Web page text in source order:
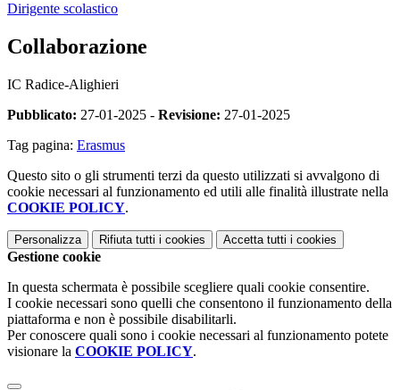
Dirigente scolastico
Collaborazione
IC Radice-Alighieri
Pubblicato: 27-01-2025 - Revisione: 27-01-2025
Tag pagina: Erasmus
Questo sito o gli strumenti terzi da questo utilizzati si avvalgono di
cookie necessari al funzionamento ed utili alle finalità illustrate nella
COOKIE POLICY.
Personalizza Rifiuta tutti i cookies Accetta tutti i cookies
Gestione cookie
In questa schermata è possibile scegliere quali cookie consentire.
I cookie necessari sono quelli che consentono il funzionamento della
piattaforma e non è possibile disabilitarli.
Per conoscere quali sono i cookie necessari al funzionamento potete
visionare la COOKIE POLICY.